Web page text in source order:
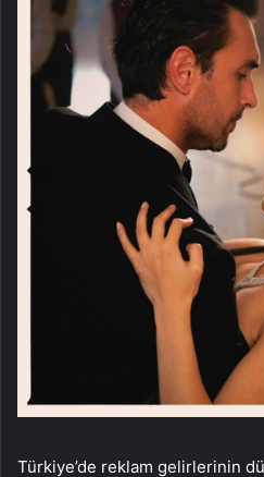
Türkiye’de reklam gelirlerinin